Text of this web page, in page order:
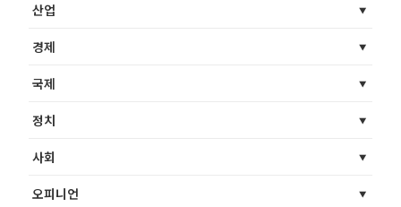
산업
경제
국제
정치
사회
오피니언